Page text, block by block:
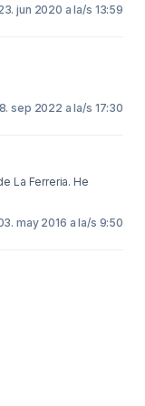
jun 2020 a la/s 13:59
sep 2022 a la/s 17:30
La Ferreria. He
may 2016 a la/s 9:50